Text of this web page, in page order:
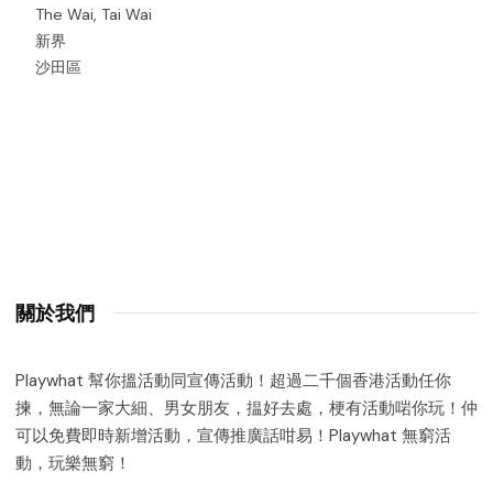
The Wai, Tai Wai
新界
沙田區
關於我們
Playwhat 幫你搵活動同宣傳活動！超過二千個香港活動任你
揀，無論一家大細、男女朋友，揾好去處，梗有活動啱你玩！仲
可以免費即時新增活動，宣傳推廣話咁易！Playwhat 無窮活
動，玩樂無窮！